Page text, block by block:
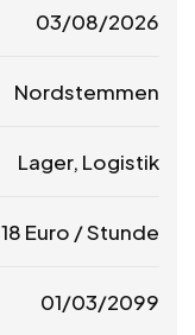
03/08/2026
Nordstemmen
Lager, Logistik
18 Euro / Stunde
01/03/2099